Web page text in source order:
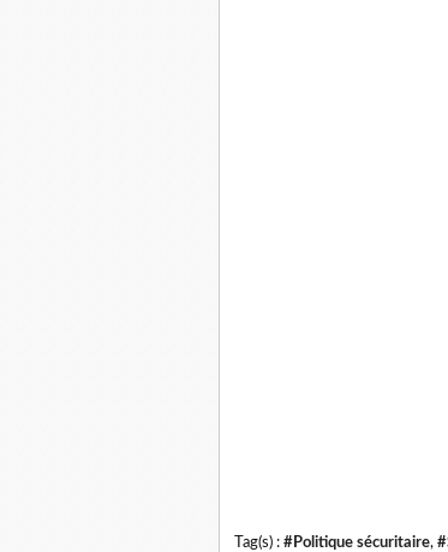
Tag(s) : #Politique sécuritaire,